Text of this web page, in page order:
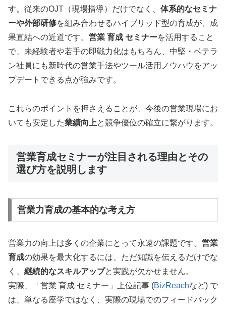
す。従来のOJT（現場指導）だけでなく、 体系的なセミナ
ーや外部研修を組み合わせるハイブリッド型の育成が、成
果直結への近道です。 営業 育成 セミナーを活用すること
で、未経験者や若手の即戦力化はもちろん、中堅・ベテラ
ン社員にも新時代の営業手法やツール活用ノウハウをアッ
プデートできる点が強みです。
これらのポイントを押さえることが、今後の営業現場にお
いても安定した業績向上と競争優位の確立に繋がります。
営業育成セミナーが注目される理由とその
選び方を説明します
営業力育成の基本的な考え方
営業力の向上は多くの企業にとって永遠の課題です。 営業
育成の効果を最大化するには、ただ知識を伝えるだけでな
く、 継続的なスキルアップと実践が欠かせません。
実際、「営業 育成 セミナー」上位記事 (BizReachなど) で
は、単なる座学ではなく、実際の現場でのフィードバック